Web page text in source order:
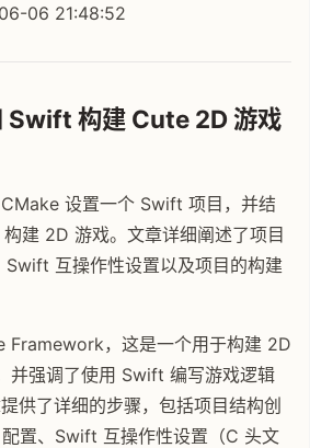
06 21:48:52
Swift 构建 Cute 2D 游戏
设置一个 Swift 项目，并结
建 2D 游戏。文章详细阐述了项目
互操作性设置以及项目的构建
Framework，这是一个用于构建 2D
并强调了使用 Swift 编写游戏逻辑
供了详细的步骤，包括项目结构创
置、Swift 互操作性设置（C 头文